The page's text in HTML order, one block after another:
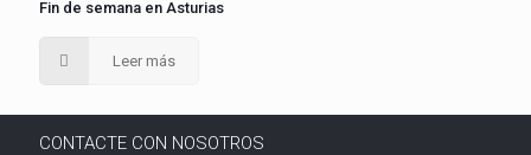
Fin de semana en Asturias
Leer más
CONTACTE CON NOSOTROS